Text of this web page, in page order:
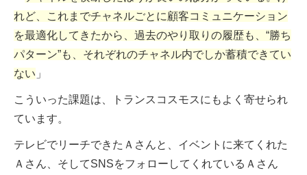
れど、これまでチャネルごとに顧客コミュニケーション
を最適化してきたから、過去のやり取りの履歴も、“勝ち
パターン”も、それぞれのチャネル内でしか蓄積できてい
ない 」
こういった課題は、トランスコスモスにもよく寄せられ
ています。
テレビでリーチできたＡさんと、イベントに来てくれた
Ａさん、そしてSNSをフォローしてくれているＡさん